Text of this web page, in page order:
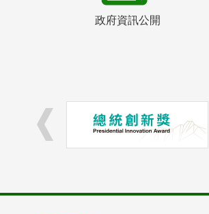
政府資訊公開